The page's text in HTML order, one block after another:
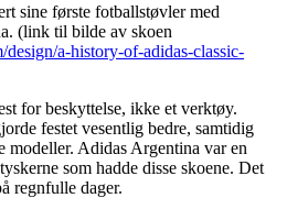
sine første fotballstøvler med
(link til bilde av skoen
a-history-of-adidas-classic-
for beskyttelse, ikke et verktøy.
festet vesentlig bedre, samtidig
modeller. Adidas Argentina var en
som hadde disse skoene. Det
regnfulle dager.